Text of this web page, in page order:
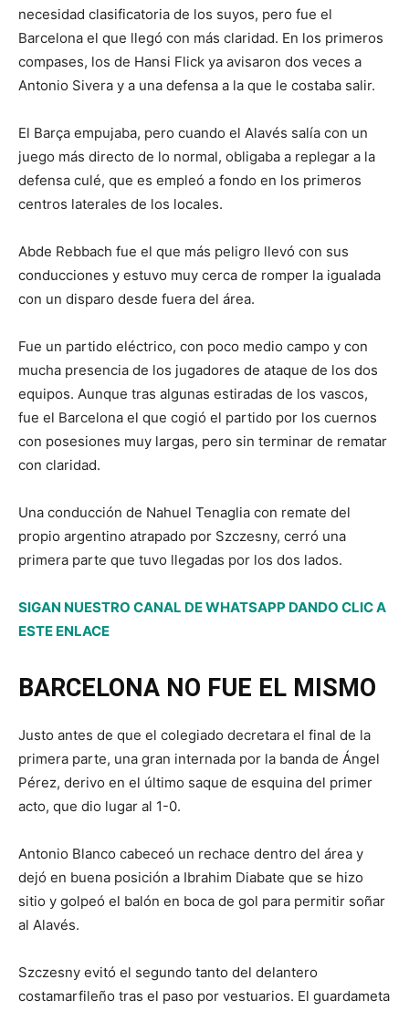
necesidad clasificatoria de los suyos, pero fue el
Barcelona el que llegó con más claridad. En los primeros
compases, los de Hansi Flick ya avisaron dos veces a
Antonio Sivera y a una defensa a la que le costaba salir.
El Barça empujaba, pero cuando el Alavés salía con un
juego más directo de lo normal, obligaba a replegar a la
defensa culé, que es empleó a fondo en los primeros
centros laterales de los locales.
Abde Rebbach fue el que más peligro llevó con sus
conducciones y estuvo muy cerca de romper la igualada
con un disparo desde fuera del área.
Fue un partido eléctrico, con poco medio campo y con
mucha presencia de los jugadores de ataque de los dos
equipos. Aunque tras algunas estiradas de los vascos,
fue el Barcelona el que cogió el partido por los cuernos
con posesiones muy largas, pero sin terminar de rematar
con claridad.
Una conducción de Nahuel Tenaglia con remate del
propio argentino atrapado por Szczesny, cerró una
primera parte que tuvo llegadas por los dos lados.
SIGAN NUESTRO CANAL DE WHATSAPP DANDO CLIC A
ESTE ENLACE
BARCELONA NO FUE EL MISMO
Justo antes de que el colegiado decretara el final de la
primera parte, una gran internada por la banda de Ángel
Pérez, derivo en el último saque de esquina del primer
acto, que dio lugar al 1-0.
Antonio Blanco cabeceó un rechace dentro del área y
dejó en buena posición a Ibrahim Diabate que se hizo
sitio y golpeó el balón en boca de gol para permitir soñar
al Alavés.
Szczesny evitó el segundo tanto del delantero
costamarfileño tras el paso por vestuarios. El guardameta